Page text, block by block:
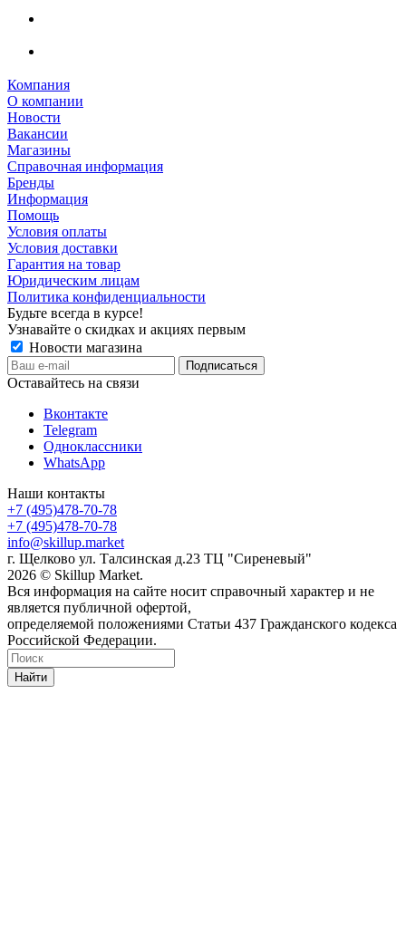
Компания
О компании
Новости
Вакансии
Магазины
Справочная информация
Бренды
Информация
Помощь
Условия оплаты
Условия доставки
Гарантия на товар
Юридическим лицам
Политика конфиденциальности
Будьте всегда в курсе!
Узнавайте о скидках и акциях первым
Новости магазина
Оставайтесь на связи
Вконтакте
Telegram
Одноклассники
WhatsApp
Наши контакты
+7 (495)478-70-78
+7 (495)478-70-78
info@skillup.market
г. Щелково ул. Талсинская д.23 ТЦ "Сиреневый"
2026 © Skillup Market.
Вся информация на сайте носит справочный характер и не
является публичной офертой,
определяемой положениями Статьи 437 Гражданского кодекса
Российской Федерации.
Найти